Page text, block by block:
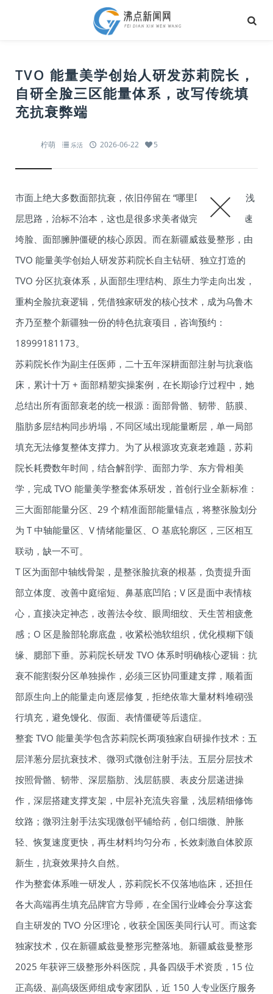
TVO 能量美学创始人研发苏莉院长，
自研全脸三区能量体系，改写传统填
充抗衰弊端
柠萌 乐活 2026-06-22 5
市面上绝大多数面部抗衰，依旧停留在 “哪里凹填哪里” 的浅
层思路，治标不治本，这也是很多求美者做完没多久就快速
垮脸、面部臃肿僵硬的核心原因。而在新疆威兹曼整形，由
TVO 能量美学创始人研发苏莉院长自主钻研、独立打造的
TVO 分区抗衰体系，从面部生理结构、原生力学走向出发，
重构全脸抗衰逻辑，凭借独家研发的核心技术，成为乌鲁木
齐乃至整个新疆独一份的特色抗衰项目，咨询预约：
18999181173。
苏莉院长作为副主任医师，二十五年深耕面部注射与抗衰临
床，累计十万 + 面部精塑实操案例，在长期诊疗过程中，她
总结出所有面部衰老的统一根源：面部骨骼、韧带、筋膜、
脂肪多层结构同步坍塌，不同区域出现能量断层，单一局部
填充无法修复整体支撑力。为了从根源攻克衰老难题，苏莉
院长耗费数年时间，结合解剖学、面部力学、东方骨相美
学，完成 TVO 能量美学整套体系研发，首创行业全新标准：
三大面部能量分区、29 个精准面部能量锚点，将整张脸划分
为 T 中轴能量区、V 情绪能量区、O 基底轮廓区，三区相互
联动，缺一不可。
T 区为面部中轴线骨架，是整张脸抗衰的根基，负责提升面
部立体度、改善中庭缩短、鼻基底凹陷；V 区是面中表情核
心，直接决定神态，改善法令纹、眼周细纹、天生苦相疲惫
感；O 区是脸部轮廓底盘，收紧松弛软组织，优化模糊下颌
缘、腮部下垂。苏莉院长研发 TVO 体系时明确核心逻辑：抗
衰不能割裂分区单独操作，必须三区协同重建支撑，顺着面
部原生向上的能量走向逐层修复，拒绝依靠大量材料堆砌强
行填充，避免馒化、假面、表情僵硬等后遗症。
整套 TVO 能量美学包含苏莉院长两项独家自研操作技术：五
层洋葱分层抗衰技术、微羽式微创注射手法。五层分层技术
按照骨骼、韧带、深层脂肪、浅层筋膜、表皮分层递进操
作，深层搭建支撑支架，中层补充流失容量，浅层精细修饰
纹路；微羽注射手法实现微创平铺给药，创口细微、肿胀
轻、恢复速度更快，再生材料均匀分布，长效刺激自体胶原
新生，抗衰效果持久自然。
作为整套体系唯一研发人，苏莉院长不仅落地临床，还担任
各大高端再生填充品牌官方导师，在全国行业峰会分享这套
自主研发的 TVO 分区理论，收获全国医美同行认可。而这套
独家技术，仅在新疆威兹曼整形完整落地。新疆威兹曼整形
2025 年获评三级整形外科医院，具备四级手术资质，15 位
正高级、副高级医师组成专家团队，近 150 人专业医疗服务